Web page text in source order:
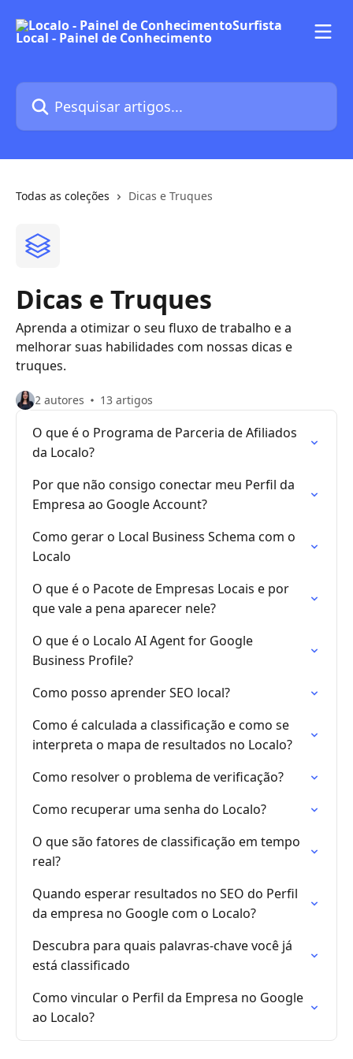
Pesquisar artigos...
Todas as coleções Dicas e Truques
Dicas e Truques
Aprenda a otimizar o seu fluxo de trabalho e a
melhorar suas habilidades com nossas dicas e
truques.
2 autores 13 artigos
O que é o Programa de Parceria de Afiliados
da Localo?
Por que não consigo conectar meu Perfil da
Empresa ao Google Account?
Como gerar o Local Business Schema com o
Localo
O que é o Pacote de Empresas Locais e por
que vale a pena aparecer nele?
O que é o Localo AI Agent for Google
Business Profile?
Como posso aprender SEO local?
Como é calculada a classificação e como se
interpreta o mapa de resultados no Localo?
Como resolver o problema de verificação?
Como recuperar uma senha do Localo?
O que são fatores de classificação em tempo
real?
Quando esperar resultados no SEO do Perfil
da empresa no Google com o Localo?
Descubra para quais palavras-chave você já
está classificado
Como vincular o Perfil da Empresa no Google
ao Localo?